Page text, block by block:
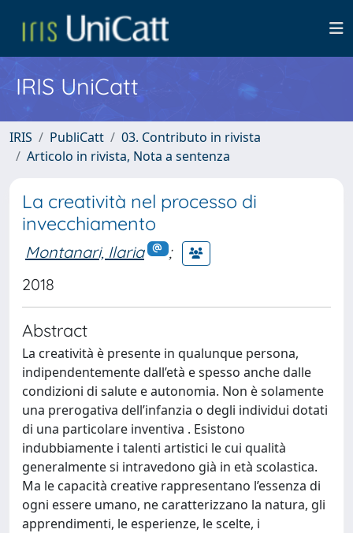
IRIS UniCatt
IRIS PubliCatt
03. Contributo in rivista
Articolo in rivista, Nota a sentenza
La creatività nel processo di
invecchiamento
Montanari, Ilaria
;
2018
Abstract
La creatività è presente in qualunque persona,
indipendentemente dall’età e spesso anche dalle
condizioni di salute e autonomia. Non è solamente
una prerogativa dell’infanzia o degli individui dotati
di una particolare inventiva . Esistono
indubbiamente i talenti artistici le cui qualità
generalmente si intravedono già in età scolastica.
Ma le capacità creative rappresentano l’essenza di
ogni essere umano, ne caratterizzano la natura, gli
apprendimenti, le esperienze, le scelte, i